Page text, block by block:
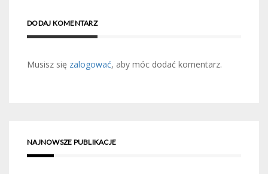
DODAJ KOMENTARZ
Musisz się zalogować, aby móc dodać komentarz.
NAJNOWSZE PUBLIKACJE